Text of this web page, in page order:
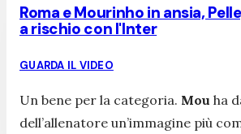
Roma e Mourinho in ansia,
a rischio con l'Inter
GUARDA IL VIDEO
Un bene per la categoria. Mou ha
dell’allenatore un’immagine più